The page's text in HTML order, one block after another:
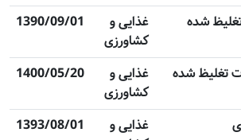
شده
غذایی و
کشاورزی
1390/09/01
تغلیظ شده
غذایی و
کشاورزی
1400/05/20
غذایی و
1393/08/01